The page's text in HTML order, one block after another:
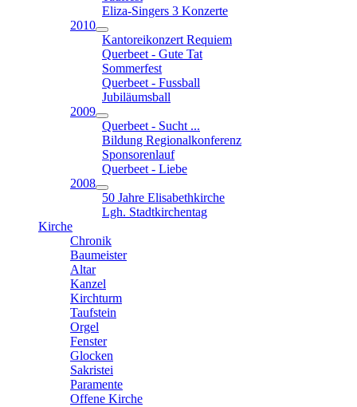
Eliza-Singers 3 Konzerte
2010
Kantoreikonzert Requiem
Querbeet - Gute Tat
Sommerfest
Querbeet - Fussball
Jubiläumsball
2009
Querbeet - Sucht ...
Bildung Regionalkonferenz
Sponsorenlauf
Querbeet - Liebe
2008
50 Jahre Elisabethkirche
Lgh. Stadtkirchentag
Kirche
Chronik
Baumeister
Altar
Kanzel
Kirchturm
Taufstein
Orgel
Fenster
Glocken
Sakristei
Paramente
Offene Kirche